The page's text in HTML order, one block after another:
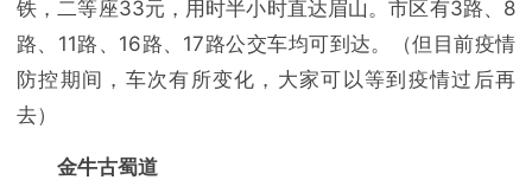
铁，二等座33元，用时半小时直达眉山。市区有3路、8
路、11路、16路、17路公交车均可到达。（但目前疫情
防控期间，车次有所变化，大家可以等到疫情过后再
去）
金牛古蜀道